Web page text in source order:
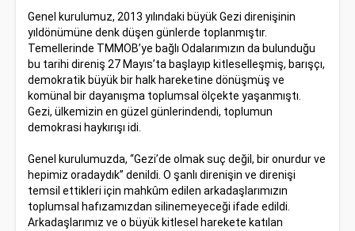
Genel kurulumuz, 2013 yılındaki büyük Gezi direnişinin
yıldönümüne denk düşen günlerde toplanmıştır.
Temellerinde TMMOB’ye bağlı Odalarımızın da bulunduğu
bu tarihi direniş 27 Mayıs’ta başlayıp kitleselleşmiş, barışçı,
demokratik büyük bir halk hareketine dönüşmüş ve
komünal bir dayanışma toplumsal ölçekte yaşanmıştı.
Gezi, ülkemizin en güzel günlerindendi, toplumun
demokrasi haykırışı idi.
Genel kurulumuzda, “Gezi’de olmak suç değil, bir onurdur ve
hepimiz oradaydık” denildi. O şanlı direnişin ve direnişi
temsil ettikleri için mahkûm edilen arkadaşlarımızın
toplumsal hafızamızdan silinemeyeceği ifade edildi.
Arkadaşlarımız ve o büyük kitlesel harekete katılan